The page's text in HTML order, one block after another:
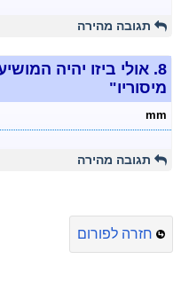
תגובה מהירה
8. אולי ביזו יהיה
מיסוריו"
mm
תגובה מהירה
חזרה לפורום